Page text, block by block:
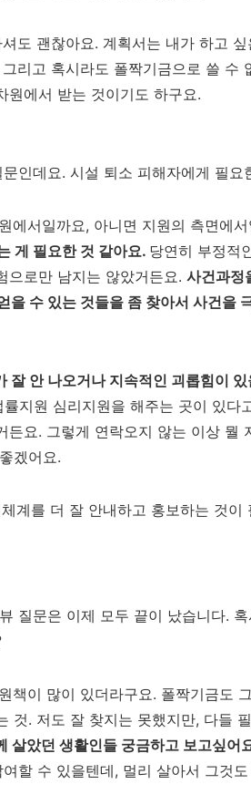
도 괜찮아요. 계획서는 내가 하고
리고 혹시라도 폴짝기금으로 쓸 수
원에서 받는 것이기도 하구요.
인데요. 시설 퇴소 피해자에게 필
에서일까요, 아니면 지원의 측면에
게 필요한 것 같아요. 당연히 부정적
으로만 남지는 않았거든요. 사건과정
을 수 있는 것들을 좀 찾아서 사건을
잘 안 나오거나 지속적인 괴롭힘이
지원 심리지원을 해주는 곳이 있다
든요. 그렇게 연락오지 않는 이상 뭘
겠어요.
계를 더 잘 안내하고 홍보하는 것이
질문은 이제 모두 끝이 났습니다.
책이 많이 있더라구요. 폴짝기금도
것. 저도 잘 찾지는 못했지만, 다들
살았던 생활인들 궁금하고 보고싶어
할 수 있을텐데, 멀리 살아서 그것도